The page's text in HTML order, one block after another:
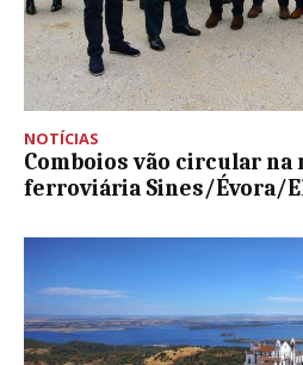
NOTÍCIAS
Comboios vão circular na
ferroviária Sines/Évora/